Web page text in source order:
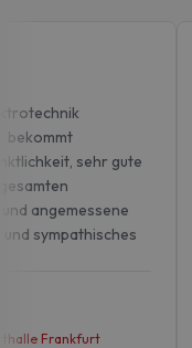
sehr gute
angemessene
sympathisches
Frankfurt